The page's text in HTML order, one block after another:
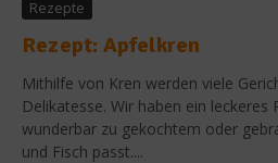
Rezepte
Rezept: Apfelkren
Mithilfe von Kren werden viele
Delikatesse. Wir haben ein leckeres
wunderbar zu gekochtem oder
und Fisch passt....